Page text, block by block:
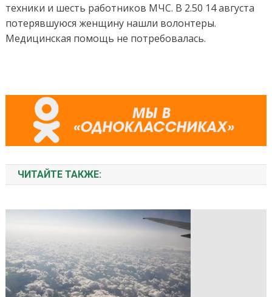
техники и шесть работников МЧС. В 2.50 14 августа
потерявшуюся женщину нашли волонтеры.
Медицинская помощь не потребовалась.
ЧИТАЙТЕ ТАКЖЕ: